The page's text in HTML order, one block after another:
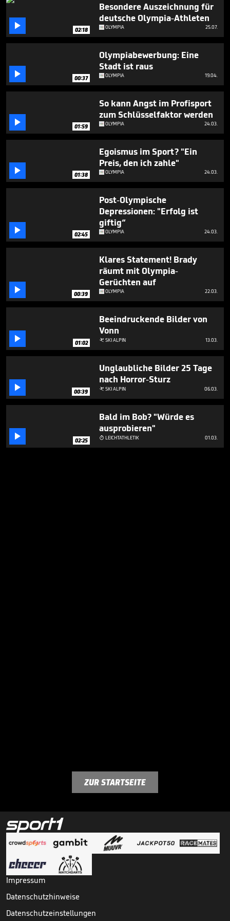
minutes,
seconds
 02:18
Besondere Auszeichnung für
deutsche Olympia-Athleten
OLYMPIA 25.07.
 00:37
Olympiabewerbung: Eine
Stadt ist raus
OLYMPIA 19.04.
 01:59
So kann Angst im Profisport
zum Schlüsselfaktor werden
OLYMPIA 24.03.
 01:38
Egoismus im Sport? "Ein
Preis, den ich zahle"
OLYMPIA 24.03.
 02:45
Post-Olympische
Depressionen: "Erfolg ist
giftig“
OLYMPIA 24.03.
 00:39
Klares Statement! Brady
räumt mit Olympia-
Gerüchten auf
OLYMPIA 22.03.
 01:02
Beeindruckende Bilder von
Vonn
 SKI ALPIN 13.03.
 00:39
Unglaubliche Bilder 25 Tage
nach Horror-Sturz
 SKI ALPIN 06.03.
 02:25
Bald im Bob? "Würde es
ausprobieren"
 LEICHTATHLETIK 01.03.
ZUR STARTSEITE
Impressum
Datenschutzhinweise
Datenschutzeinstellungen